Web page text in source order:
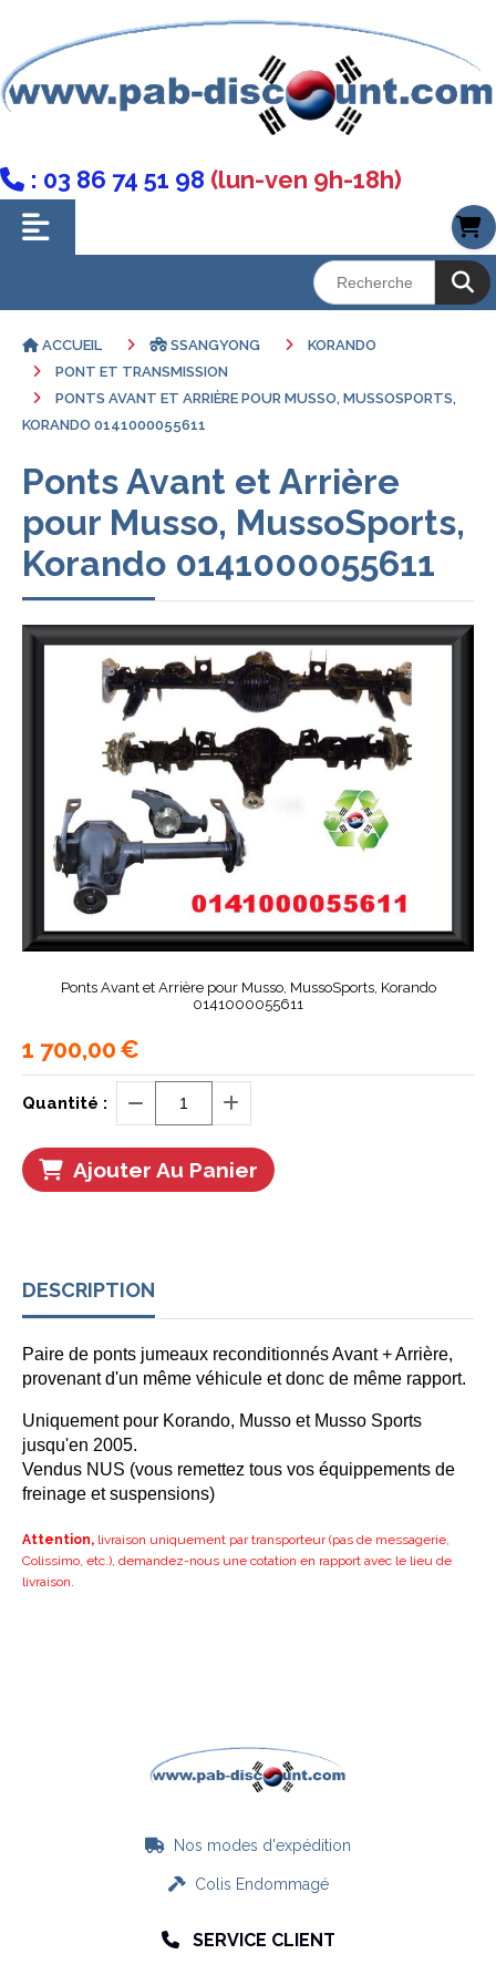
 : 03 86 74 51 98 (lun-ven 9h-18h)
ACCUEIL SSANGYONG
KORANDO
PONT ET TRANSMISSION
PONTS AVANT ET ARRIÈRE POUR MUSSO, MUSSOSPORTS,
KORANDO 0141000055611
Ponts Avant et Arrière
pour Musso, MussoSports,
Korando 0141000055611
Ponts Avant et Arrière pour Musso, MussoSports, Korando
0141000055611
1 700,00€
Quantité :
Ajouter Au Panier
DESCRIPTION
Paire de ponts jumeaux reconditionnés Avant + Arrière,
provenant d'un même véhicule et donc de même rapport.
Uniquement pour Korando, Musso et Musso Sports
jusqu'en 2005.
Vendus NUS (vous remettez tous vos équippements de
freinage et suspensions)
Attention, livraison uniquement par transporteur (pas de messagerie,
Colissimo, etc.), demandez-nous une cotation en rapport avec le lieu de
livraison.
 Nos modes d'expédition
Colis Endommagé
 SERVICE CLIENT